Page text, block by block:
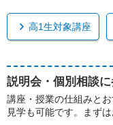
高1生対象講座
説明会・個別相談
講座・授業の仕組みと
見学も可能です。まず